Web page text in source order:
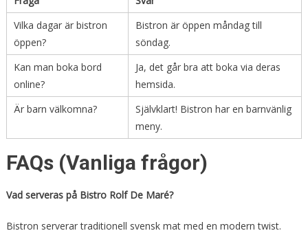
Vilka dagar är bistron
öppen?
Bistron är öppen måndag till
söndag.
Kan man boka bord
online?
Ja, det går bra att boka via deras
hemsida.
Är barn välkomna?
Självklart! Bistron har en barnvänlig
meny.
FAQs (Vanliga frågor)
Vad serveras på Bistro Rolf De Maré?
Bistron serverar traditionell svensk mat med en modern twist.